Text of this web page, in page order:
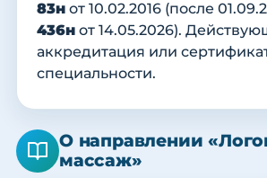
83н от 10.02.2016 (после
436н от 14.05.2026).
аккредитация или
специальности.
О направлении
массаж»